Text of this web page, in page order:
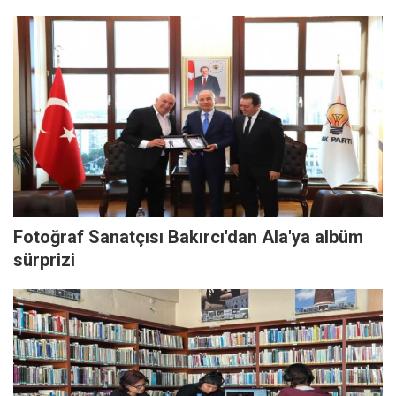
Fotoğraf Sanatçısı Bakırcı'dan Ala'ya albüm
sürprizi